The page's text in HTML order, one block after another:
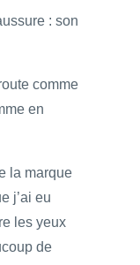
: son
comme
en
la marque
j’ai eu
les yeux
de